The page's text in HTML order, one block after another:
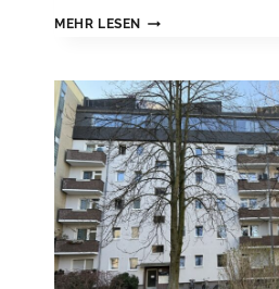
MEHR LESEN
WOHNEN
EBENEN–
EXKLUSIVE
MAISONETTE
MIT
KAMIN
UND
2
BALKONE
*2
BÄDER*HOCHW.